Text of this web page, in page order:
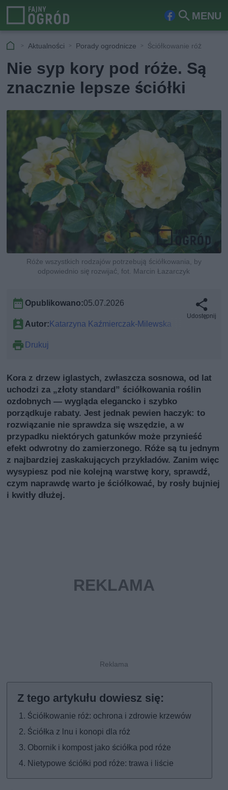
MENU
Fa
ook
Szu
kaj
Aktualności Porady ogrodnicze Ściółkowanie róż
Nie syp kory pod róże. Są
znacznie lepsze ściółki
Róże wszystkich rodzajów potrzebują ściółkowania, by
odpowiednio się rozwijać, fot. Marcin Łazarczyk
Opublikowano:05.07.2026
Autor:Katarzyna Kaźmierczak-Milewska
Drukuj
Udostępnij
Kora z drzew iglastych, zwłaszcza sosnowa, od lat
uchodzi za „złoty standard” ściółkowania roślin
ozdobnych — wygląda elegancko i szybko
porządkuje rabaty. Jest jednak pewien haczyk: to
rozwiązanie nie sprawdza się wszędzie, a w
przypadku niektórych gatunków może przynieść
efekt odwrotny do zamierzonego. Róże są tu jednym
z najbardziej zaskakujących przykładów. Zanim więc
wysypiesz pod nie kolejną warstwę kory, sprawdź,
czym naprawdę warto je ściółkować, by rosły bujniej
i kwitły dłużej.
Ściółkowanie róż: ochrona i zdrowie krzewów
Ściółka z lnu i konopi dla róż
Obornik i kompost jako ściółka pod róże
Nietypowe ściółki pod róże: trawa i liście